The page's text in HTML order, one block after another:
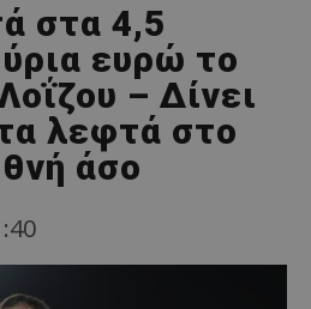
στα 4,5
ευρώ το
– Δίνει
λεφτά στο
άσο